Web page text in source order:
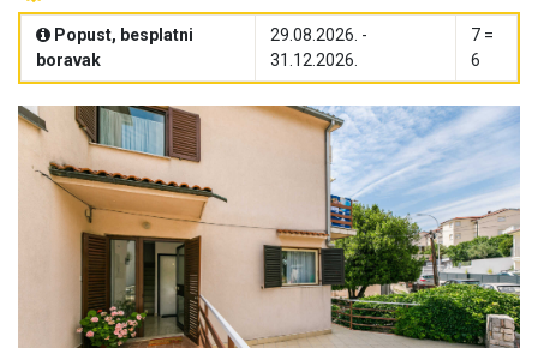
Popust, besplatni
boravak
29.08.2026. -
31.12.2026.
7 =
6